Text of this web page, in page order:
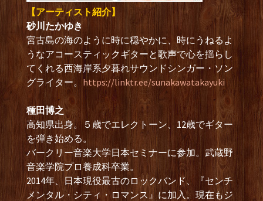
【アーティスト紹介】
砂川たかゆき
宮古島の海のように時に穏やかに、時にうねるよ
うなアコースティックギターと歌声で心を揺らし
てくれる西海岸系夕暮れサウンドシンガー・ソン
グライター。 https://linktr.ee/sunakawatakayuki
種田博之
高知県出身。５歳でエレクトーン、12歳でギター
を弾き始める。
バークリー音楽大学日本セミナーに参加。武蔵野
音楽学院プロ養成科卒業。
2014年、日本現役最古のロックバンド、『センチ
メンタル・シティ・ロマンス』に加入。現在もジ